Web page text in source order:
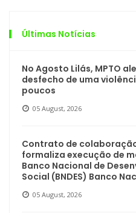
Últimas Notícias
No Agosto Lilás, MPTO
desfecho de uma
poucos
05 August, 2026
Contrato de
formaliza execução de
Banco Nacional de
Social (BNDES) Banco
05 August, 2026